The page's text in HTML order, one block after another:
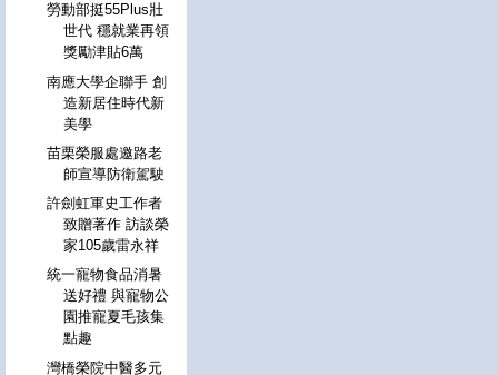
勞動部挺55Plus壯
世代 穩就業再領
獎勵津貼6萬
南應大學企聯手 創
造新居住時代新
美學
苗栗榮服處邀路老
師宣導防衛駕駛
許劍虹軍史工作者
致贈著作 訪談榮
家105歲雷永祥
統一寵物食品消暑
送好禮 與寵物公
園推寵夏毛孩集
點趣
灣橋榮院中醫多元